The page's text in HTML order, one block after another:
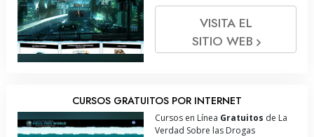
VISITA EL
SITIO WEB
CURSOS GRATUITOS POR INTERNET
Cursos en Línea Gratuitos de La
Verdad Sobre las Drogas